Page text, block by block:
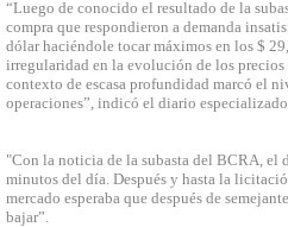
“Luego de conocido el resultado de la
compra que respondieron a demanda
dólar haciéndole tocar máximos en los $
irregularidad en la evolución de los precios
contexto de escasa profundidad marcó el
operaciones”, indicó el diario
"Con la noticia de la subasta del BCRA, el
minutos del día. Después y hasta la
mercado esperaba que después de
bajar”.